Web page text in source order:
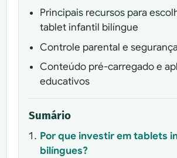
Principais recursos para
tablet infantil bilíngue
Controle parental e
Conteúdo pré-carregado e
educativos
Sumário
Por que investir em tablets
bilíngues?